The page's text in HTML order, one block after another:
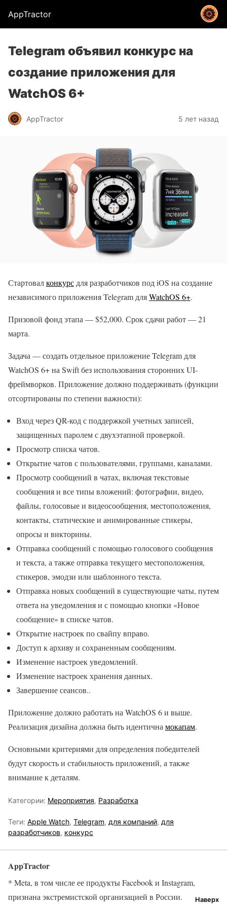
AppTractor
Telegram объявил конкурс на
создание приложения для
WatchOS 6+
AppTractor 5 лет назад
Стартовалконкурс для разработчиков под iOS на создание
независимого приложения Telegram дляWatchOS 6+.
Призовой фонд этапа — $52,000. Срок сдачи работ — 21
марта.
Задача — создать отдельное приложение Telegram для
WatchOS 6+ на Swift без использования сторонних UI-
фреймворков. Приложение должно поддерживать (функции
отсортированы по степени важности):
Вход через QR-код с поддержкой учетных записей,
защищенных паролем с двухэтапной проверкой.
Просмотр списка чатов.
Открытие чатов с пользователями, группами, каналами.
Просмотр сообщений в чатах, включая текстовые
сообщения и все типы вложений: фотографии, видео,
файлы, голосовые и видеосообщения, местоположения,
контакты, статические и анимированные стикеры,
опросы и викторины.
Отправка сообщений с помощью голосового сообщения
и текста, а также отправка текущего местоположения,
стикеров, эмодзи или шаблонного текста.
Отправка новых сообщений в существующие чаты, путем
ответа на уведомления и с помощью кнопки «Новое
сообщение» в списке чатов.
Открытие настроек по свайпу вправо.
Доступ к архиву и сохраненным сообщениям.
Изменение настроек уведомлений.
Изменение настроек хранения данных.
Завершение сеансов..
Приложение должно работать на WatchOS 6 и выше.
Реализация дизайна должна быть идентична мокапам.
Основными критериями для определения победителей
будут скорость и стабильность приложений, а также
внимание к деталям.
Категории: Мероприятия, Разработка
Теги: Apple Watch, Telegram, для компаний, для
разработчиков, конкурс
AppTractor
Наверх
* Meta, в том числе ее продукты Facebook и Instagram,
признана экстремистской организацией в России.